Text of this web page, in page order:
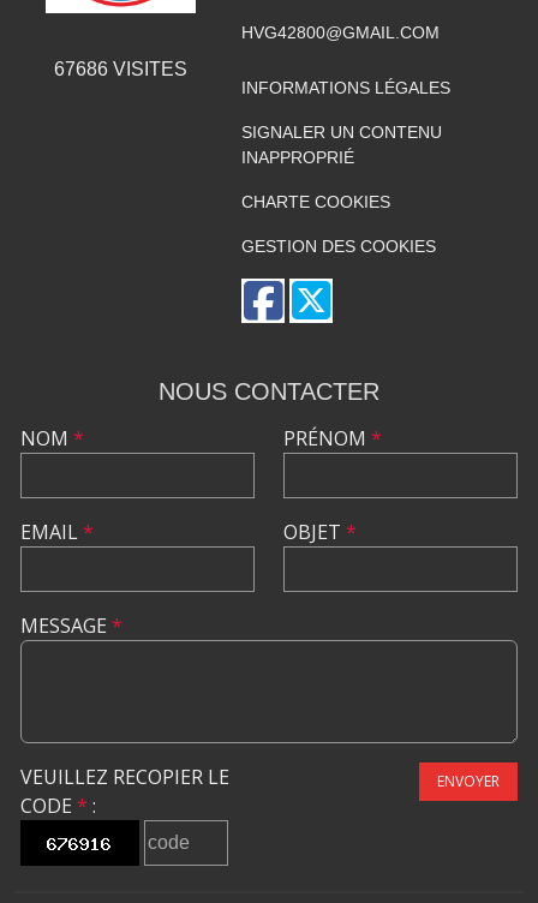
67686VISITES
HVG42800@GMAIL.COM
INFORMATIONS LÉGALES
SIGNALER UN CONTENU
INAPPROPRIÉ
CHARTE COOKIES
GESTION DES COOKIES
NOUS CONTACTER
NOM *
EMAIL*
PRÉNOM *
OBJET *
MESSAGE *
VEUILLEZ RECOPIER LE
CODE * :
ENVOYER